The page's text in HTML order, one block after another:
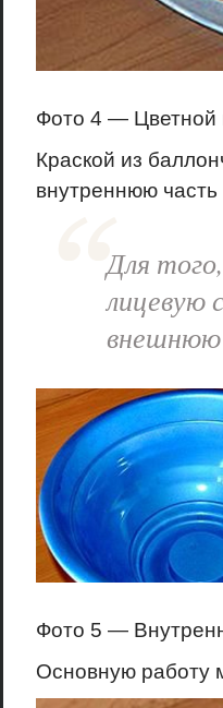
Фото 4 — Цветной
Краской из
внутреннюю
Для
лицевую
внешнюю
Фото 5 —
Основную работу